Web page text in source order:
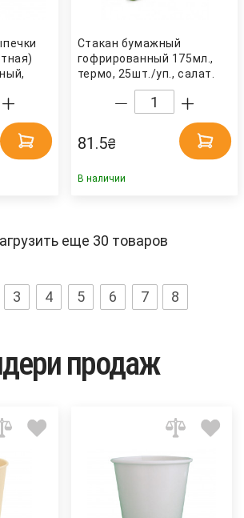
Стакан бумажный
гофрированный 175мл.,
термо, 25шт./уп., салат.
(лайм) Украина
81.5₴
В наличии
еще 30 товаров
3 4 5 6 7 8
продаж